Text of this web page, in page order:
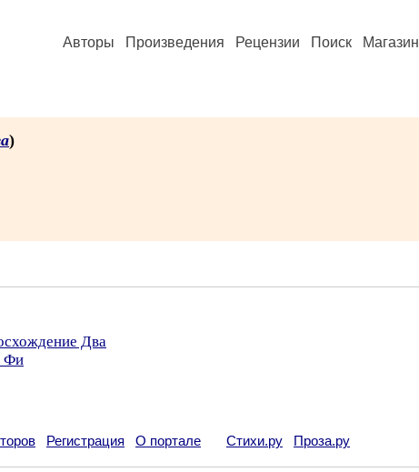
Авторы Произведения Рецензии Поиск Магазин
)
Два
Фи
Регистрация О портале Стихи.ру Проза.ру